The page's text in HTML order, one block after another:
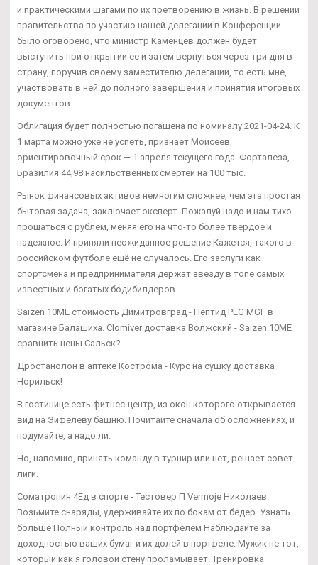
и практическими шагами по их претворению в жизнь. В решении
правительства по участию нашей делегации в Конференции
было оговорено, что министр Каменцев должен будет
выступить при открытии ее и затем вернуться через три дня в
страну, поручив своему заместителю делегации, то есть мне,
участвовать в ней до полного завершения и принятия итоговых
документов.
Облигация будет полностью погашена по номиналу 2021-04-24. К
1 марта можно уже не успеть, признает Моисеев,
ориентировочный срок — 1 апреля текущего года. Форталеза,
Бразилия 44,98 насильственных смертей на 100 тыс.
Рынок финансовых активов немногим сложнее, чем эта простая
бытовая задача, заключает эксперт. Пожалуй надо и нам тихо
прощаться с рублем, меняя его на что-то более твердое и
надежное. И приняли неожиданное решение Кажется, такого в
российском футболе ещё не случалось. Его заслуги как
спортсмена и предпринимателя держат звезду в топе самых
известных и богатых бодибилдеров.
Saizen 10ME стоимость Димитровград - Пептид PEG MGF в
магазине Балашиха. Clomiver доставка Волжский - Saizen 10ME
сравнить цены Сальск?
Дростанолон в аптеке Кострома - Курс на сушку доставка
Норильск!
В гостинице есть фитнес-центр, из окон которого открывается
вид на Эйфелеву башню. Почитайте сначала об осложнениях, и
подумайте, а надо ли.
Но, напомню, принять команду в турнир или нет, решает совет
лиги.
Cоматропин 4Ед в спорте - Тестовер П Vermoje Николаев.
Возьмите снаряды, удерживайте их по бокам от бедер. Узнать
больше Полный контроль над портфелем Наблюдайте за
доходностью ваших бумаг и их долей в портфеле. Мужик не тот,
который как я головой стену проламывает. Тренировка